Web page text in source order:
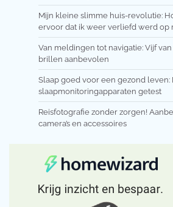
Mijn kleine slimme huis-revolutie:
ervoor dat ik weer verliefd werd op
Van meldingen tot navigatie: Vijf
brillen aanbevolen
Slaap goed voor een gezond leven:
slaapmonitoringapparaten getest
Reisfotografie zonder zorgen!
camera’s en accessoires